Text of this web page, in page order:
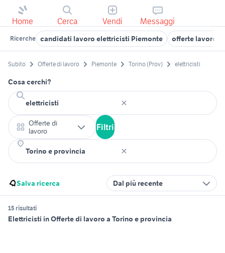
Home Cerca Vendi Messaggi
Ricerche candidati lavoro elettricisti Piemonte offerte lavoro
Subito Offerte di lavoro Piemonte Torino (Prov) elettricisti
Cosa cerchi?
Offerte di
lavoro
Filtri
Salva ricerca Dal più recente
15 risultati
Elettricisti in Offerte di lavoro a Torino e provincia